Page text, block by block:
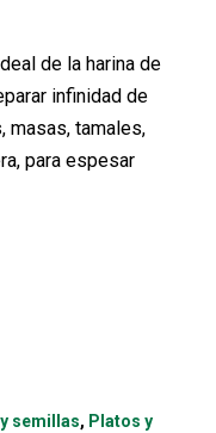
de la harina de
infinidad de
masas, tamales,
para espesar
semillas, Platos y